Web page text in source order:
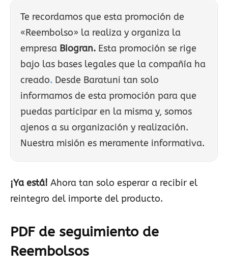
Te recordamos que esta promoción de
«Reembolso» la realiza y organiza la
empresa Biogran. Esta promoción se rige
bajo las bases legales que la compañía ha
creado. Desde Baratuni tan solo
informamos de esta promoción para que
puedas participar en la misma y, somos
ajenos a su organización y realización.
Nuestra misión es meramente informativa.
¡Ya está! Ahora tan solo esperar a recibir el
reintegro del importe del producto.
PDF de seguimiento de
Reembolsos